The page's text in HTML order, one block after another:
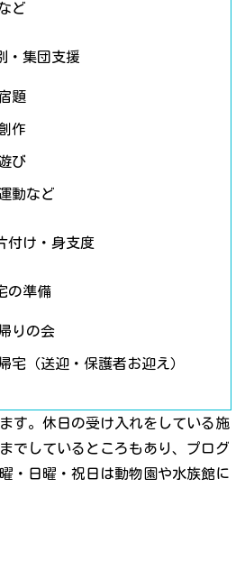
ど
・集団支援
題
作
び
動など
付け・身支度
の準備
りの会
宅（送迎・保護者お迎え）
す。休日の受け入れをしている施
でしているところもあり、プログ
・日曜・祝日は動物園や水族館に